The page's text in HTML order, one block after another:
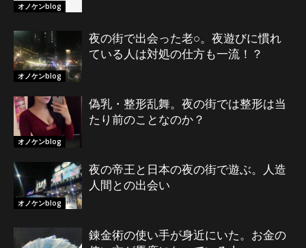
オノケンblog
オノケンblog
夜の街で出会った老○。夜遊びに慣れ
ている人は対処の仕方も一流！？
オノケンblog
偽乳・整形乱舞。夜の街では整形は当
たり前のことなのか？
オノケンblog
夜の帝王と日本の夜の街で遊ぶ。人造
人間との出会い
錬金術の使い手が身近にいた。お金の